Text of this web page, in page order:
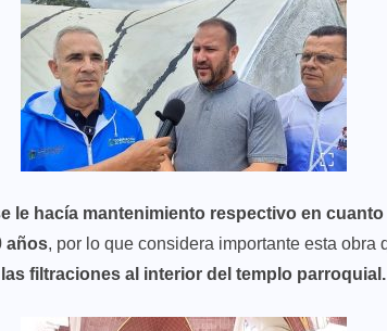
le hacía mantenimiento respectivo en
años, por lo que considera importante esta obra
filtraciones al interior del templo parroquial.